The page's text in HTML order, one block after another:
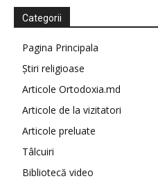
Categorii
Pagina Principala
Știri religioase
Articole Ortodoxia.md
Articole de la vizitatori
Articole preluate
Tâlcuiri
Bibliotecă video